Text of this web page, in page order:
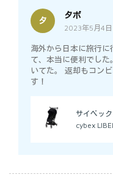
タ
タボ
2023年5月4日
海外から日本に旅行
て、本当に便利でし
いてた。 返却もコン
す！
サイベッ
cybex